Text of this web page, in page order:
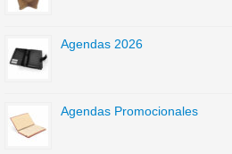
Agendas 2026
Agendas Promocionales